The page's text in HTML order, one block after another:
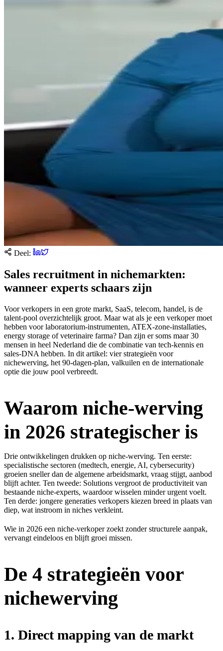
Deel:
Sales recruitment in nichemarkten:
wanneer experts schaars zijn
Voor verkopers in een grote markt, SaaS, telecom, handel, is de
talent-pool overzichtelijk groot. Maar wat als je een verkoper moet
hebben voor laboratorium-instrumenten, ATEX-zone-installaties,
energy storage of veterinaire farma? Dan zijn er soms maar 30
mensen in heel Nederland die de combinatie van tech-kennis en
sales-DNA hebben. In dit artikel: vier strategieën voor
nichewerving, het 90-dagen-plan, valkuilen en de internationale
optie die jouw pool verbreedt.
Waarom niche-werving
in 2026 strategischer is
Drie ontwikkelingen drukken op niche-werving. Ten eerste:
specialistische sectoren (medtech, energie, AI, cybersecurity)
groeien sneller dan de algemene arbeidsmarkt, vraag stijgt, aanbod
blijft achter. Ten tweede: Solutions vergroot de productiviteit van
bestaande niche-experts, waardoor wisselen minder urgent voelt.
Ten derde: jongere generaties verkopers kiezen breed in plaats van
diep, wat instroom in niches verkleint.
Wie in 2026 een niche-verkoper zoekt zonder structurele aanpak,
vervangt eindeloos en blijft groei missen.
De 4 strategieën voor
nichewerving
1. Direct mapping van de markt